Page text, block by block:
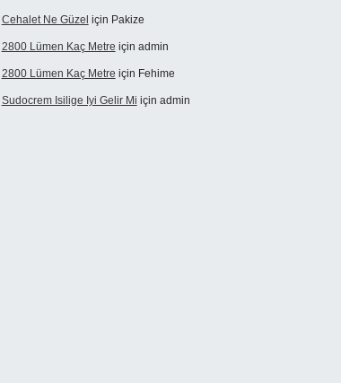
Cehalet Ne Güzel için Pakize
2800 Lümen Kaç Metre için admin
2800 Lümen Kaç Metre için Fehime
Sudocrem Isilige Iyi Gelir Mi için admin